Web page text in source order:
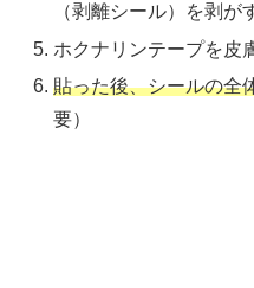
（剥離シール）を剥が
ホクナリンテープを皮
貼った後、シールの全
要）